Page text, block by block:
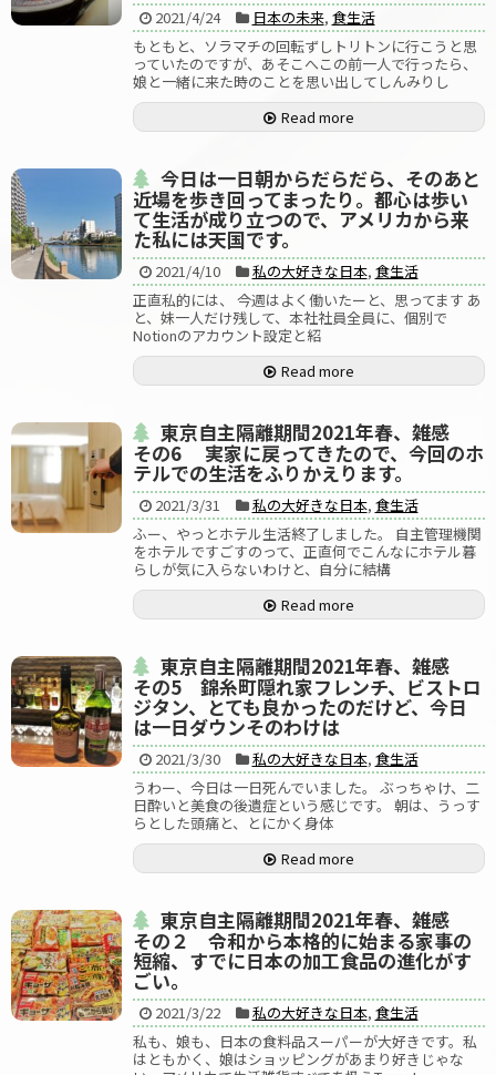
2021/4/24 日本の未来, 食生活
もともと、ソラマチの回転ずしトリトンに行こうと思
っていたのですが、あそこへこの前一人で行ったら、
娘と一緒に来た時のことを思い出してしんみりし
Read more
今日は一日朝からだらだら、そのあと
近場を歩き回ってまったり。都心は歩い
て生活が成り立つので、アメリカから来
た私には天国です。
2021/4/10 私の大好きな日本, 食生活
正直私的には、 今週はよく働いたーと、思ってます あ
と、妹一人だけ残して、本社社員全員に、個別で
Notionのアカウント設定と紹
Read more
東京自主隔離期間2021年春、雑感
その6 実家に戻ってきたので、今回のホ
テルでの生活をふりかえります。
2021/3/31 私の大好きな日本, 食生活
ふー、やっとホテル生活終了しました。 自主管理機関
をホテルですごすのって、正直何でこんなにホテル暮
らしが気に入らないわけと、自分に結構
Read more
東京自主隔離期間2021年春、雑感
その5 錦糸町隠れ家フレンチ、ビストロ
ジタン、とても良かったのだけど、今日
は一日ダウンそのわけは
2021/3/30 私の大好きな日本, 食生活
うわー、今日は一日死んでいました。 ぶっちゃけ、二
日酔いと美食の後遺症という感じです。 朝は、うっす
らとした頭痛と、とにかく身体
Read more
東京自主隔離期間2021年春、雑感
その２ 令和から本格的に始まる家事の
短縮、すでに日本の加工食品の進化がす
ごい。
2021/3/22 私の大好きな日本, 食生活
私も、娘も、日本の食料品スーパーが大好きです。私
はともかく、娘はショッピングがあまり好きじゃな